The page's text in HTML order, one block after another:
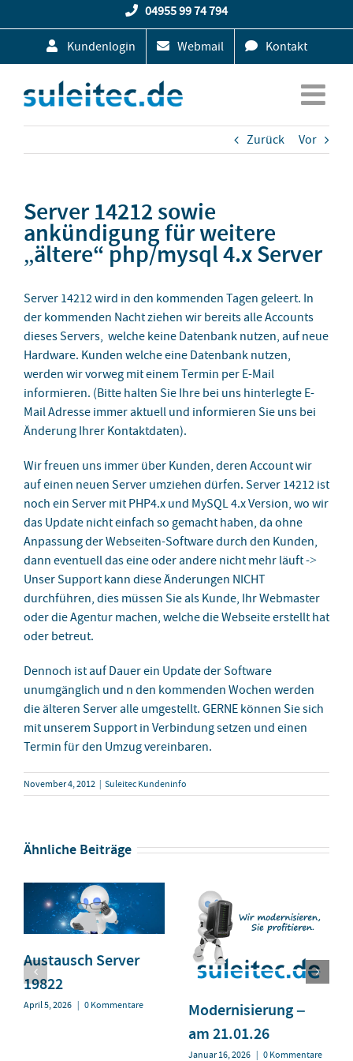
Inhalt
04955 99 74 794
Kundenlogin Webmail Kontakt
Zurück Vor
Server 14212 sowie
ankündigung für weitere
„ältere“ php/mysql 4.x Server
Server 14212 wird in den kommenden Tagen geleert. In
der kommenden Nacht ziehen wir bereits alle Accounts
dieses Servers, welche keine Datenbank nutzen, auf neue
Hardware. Kunden welche eine Datenbank nutzen,
werden wir vorweg mit einem Termin per E-Mail
informieren. (Bitte halten Sie Ihre bei uns hinterlegte E-
Mail Adresse immer aktuell und informieren Sie uns bei
Änderung Ihrer Kontaktdaten).
Wir freuen uns immer über Kunden, deren Account wir
auf einen neuen Server umziehen dürfen. Server 14212 ist
noch ein Server mit PHP4.x und MySQL 4.x Version, wo wir
das Update nicht einfach so gemacht haben, da ohne
Anpassung der Webseiten-Software durch den Kunden,
dann eventuell das eine oder andere nicht mehr läuft ->
Unser Support kann diese Änderungen NICHT
durchführen, dies müssen Sie als Kunde, Ihr Webmaster
oder die Agentur machen, welche die Webseite erstellt hat
oder betreut.
Dennoch ist auf Dauer ein Update der Software
unumgänglich und n den kommenden Wochen werden
die älteren Server alle umgestellt. GERNE können Sie sich
mit unserem Support in Verbindung setzen und einen
Termin für den Umzug vereinbaren.
November 4, 2012 | Suleitec Kundeninfo
Ähnliche Beiträge
Austausch Server
19822
April 5, 2026 | 0 Kommentare
Modernisierung –
am 21.01.26
Januar 16, 2026 | 0 Kommentare